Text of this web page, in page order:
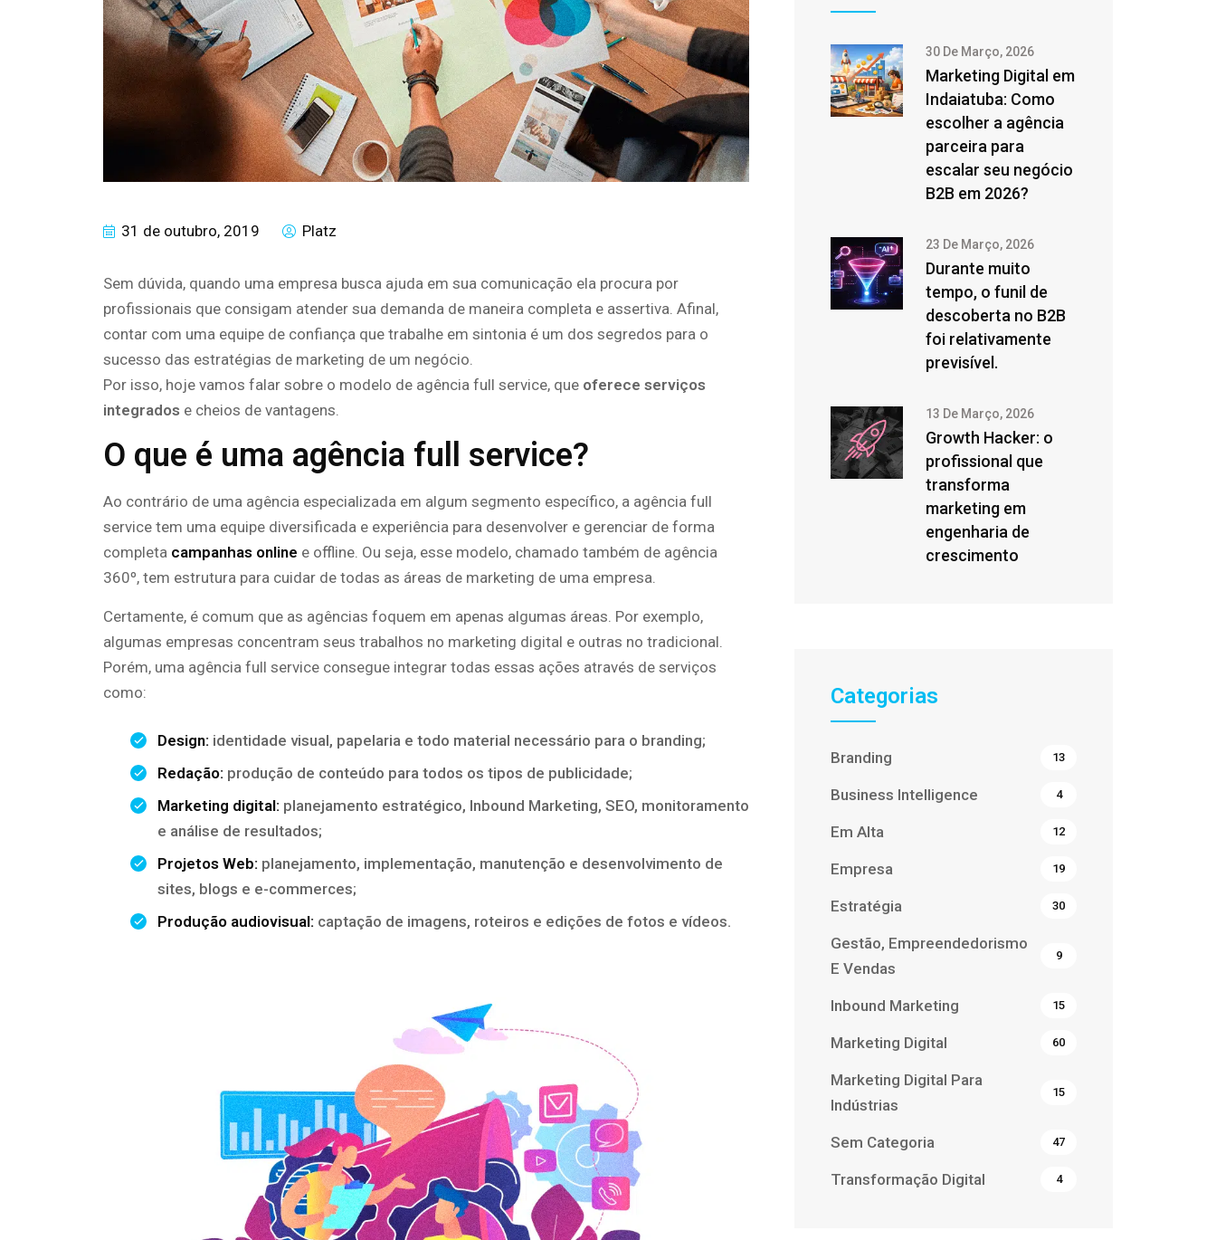
31 de outubro, 2019 Platz
Sem dúvida, quando uma empresa busca ajuda em sua comunicação ela procura por
profissionais que consigam atender sua demanda de maneira completa e assertiva. Afinal,
contar com uma equipe de confiança que trabalhe em sintonia é um dos segredos para o
sucesso das estratégias de marketing de um negócio.
Por isso, hoje vamos falar sobre o modelo de agência full service, que oferece serviços
integrados e cheios de vantagens.
O que é uma agência full service?
Ao contrário de uma agência especializada em algum segmento específico, a agência full
service tem uma equipe diversificada e experiência para desenvolver e gerenciar de forma
completa campanhas online e offline. Ou seja, esse modelo, chamado também de agência
360º, tem estrutura para cuidar de todas as áreas de marketing de uma empresa.
Certamente, é comum que as agências foquem em apenas algumas áreas. Por exemplo,
algumas empresas concentram seus trabalhos no marketing digital e outras no tradicional.
Porém, uma agência full service consegue integrar todas essas ações através de serviços
como:
Design: identidade visual, papelaria e todo material necessário para o branding;
Redação: produção de conteúdo para todos os tipos de publicidade;
Marketing digital: planejamento estratégico, Inbound Marketing, SEO, monitoramento
e análise de resultados;
Projetos Web: planejamento, implementação, manutenção e desenvolvimento de
sites, blogs e e-commerces;
Produção audiovisual: captação de imagens, roteiros e edições de fotos e vídeos.
30 De Março, 2026
Marketing Digital em
Indaiatuba: Como
escolher a agência
parceira para
escalar seu negócio
B2B em 2026?
23 De Março, 2026
Durante muito
tempo, o funil de
descoberta no B2B
foi relativamente
previsível.
13 De Março, 2026
Growth Hacker: o
profissional que
transforma
marketing em
engenharia de
crescimento
Categorias
Branding 13
Business Intelligence 4
Em Alta 12
Empresa 19
Estratégia 30
Gestão, Empreendedorismo
E Vendas
9
Inbound Marketing 15
Marketing Digital 60
Marketing Digital Para
Indústrias
15
Sem Categoria 47
Transformação Digital 4